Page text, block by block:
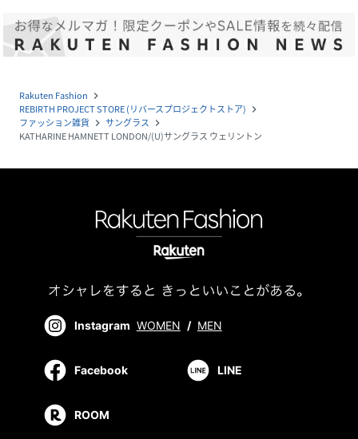
Rakuten Fashion navigate_next
REBIRTH PROJECT STORE (リバースプロジェクトストア) navigate_next
ファッション雑貨 navigate_next サングラス navigate_next
KATHARINE HAMNETT LONDON/(U)サングラス ウェリントン
Instagram WOMEN / MEN
Facebook LINE
ROOM